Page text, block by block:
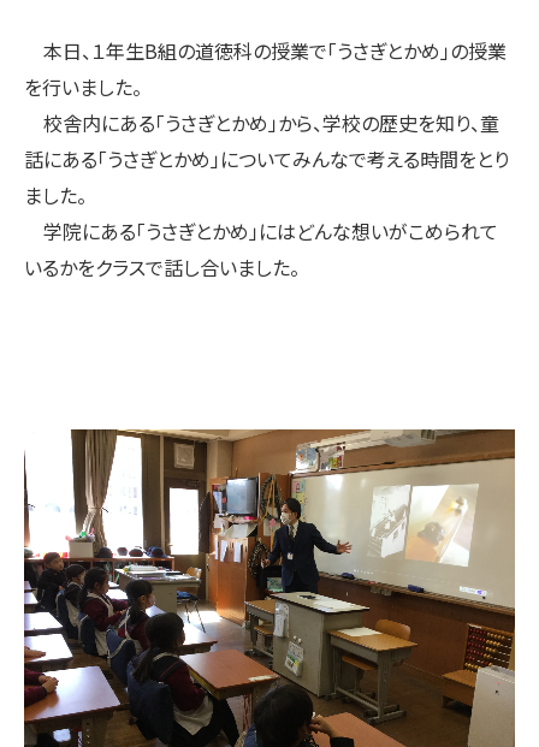
本日、１年生B組の道徳科の授業で「うさぎとかめ」の授業
を行いました。
校舎内にある「うさぎとかめ」から、学校の歴史を知り、童
話にある「うさぎとかめ」についてみんなで考える時間をとり
ました。
学院にある「うさぎとかめ」にはどんな想いがこめられて
いるかをクラスで話し合いました。